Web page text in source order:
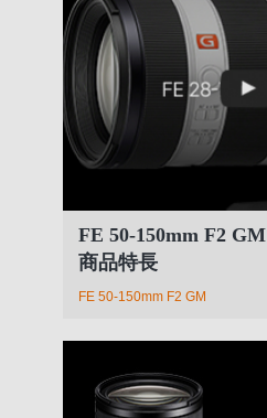
FE 50-150mm F2 GM
商品特長
FE 50-150mm F2 GM